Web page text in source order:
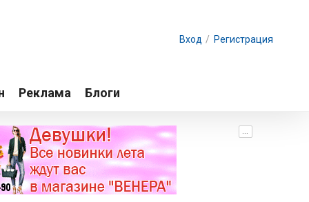
Вход / Регистрация
Реклама Блоги
...